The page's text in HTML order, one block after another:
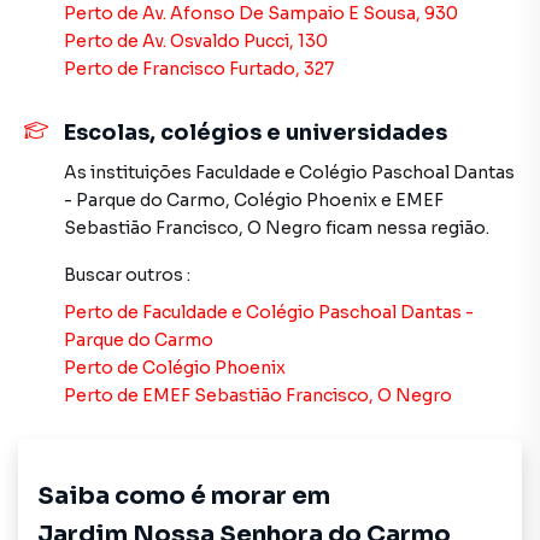
regiões de São Paulo. Aqui você encontra milhares de
ofertas para encontrar o imóvel que mais combina com
seu estilo de vida.
Negocie seu imóvel de forma totalmente online, com
segurança e tranquilidade. Na Imobiliária Xavier e Brito
você consegue comprar ou alugar um imóvel em São Paulo
mesmo não estando na cidade e com a praticidade de
smartphone. Nós criamos soluções inovadoras para
simplificar a relação de proprietários, inquilinos e
compradores com o mercado imobiliário.
Anuncie seu imóvel! É fácil, rápido e gratuito! A Imobiliária
Na Imobiliária Xavier e Brito você consegue vender ou
alugar seu imóvel muito mais rápido do que em imobiliárias
Perto de Av. Afonso De Sampaio E Sousa, 930
Perto de Av. Osvaldo Pucci, 130
Perto de Francisco Furtado, 327
Escolas, colégios e universidades
As instituições Faculdade e Colégio Paschoal Dantas
- Parque do Carmo, Colégio Phoenixe EMEF
Sebastião Francisco, O Negro ficam nessa região.
Buscar outros :
Perto de Faculdade e Colégio Paschoal Dantas -
Parque do Carmo
Perto de Colégio Phoenix
Perto de EMEF Sebastião Francisco, O Negro
Saiba como é morar em